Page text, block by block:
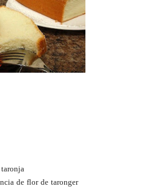
de flor de taronger